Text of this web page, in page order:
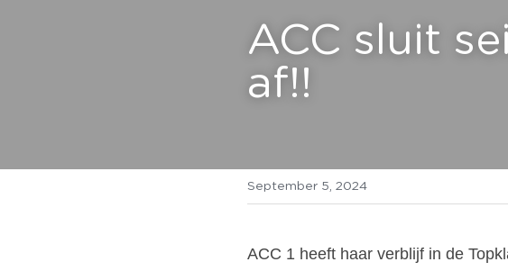
ACC sluit
af!!
September 5, 2024
ACC 1 heeft haar verblijf in de